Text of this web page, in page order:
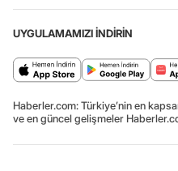
UYGULAMAMIZI İNDİRİN
Haberler.com: Türkiye’nin en
ve en güncel gelişmeler